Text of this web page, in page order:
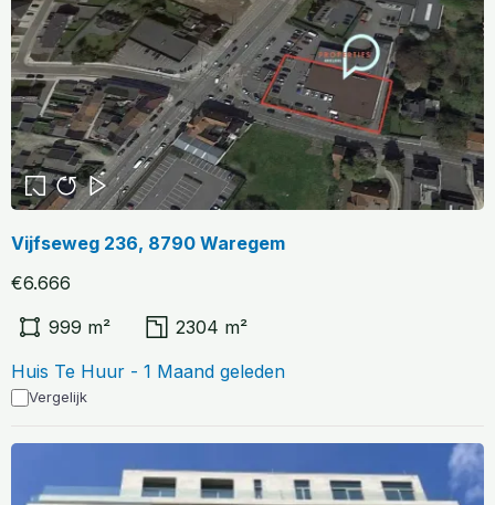
Vijfseweg 236, 8790 Waregem
€6.666
999 m²
2304 m²
Huis Te Huur - 1 Maand geleden
Vergelijk